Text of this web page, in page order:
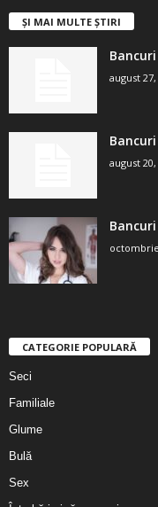
ȘI MAI MULTE ȘTIRI
august 27,
august 20,
CATEGORIE POPULARĂ
Seci
Familiale
Glume
Bulă
Sex